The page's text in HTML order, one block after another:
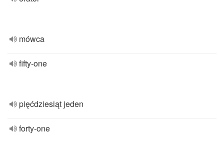
mówca
fifty-one
pięćdziesiąt jeden
forty-one